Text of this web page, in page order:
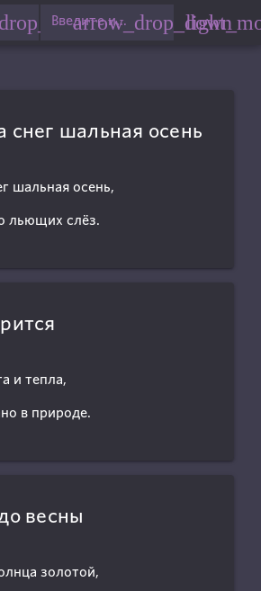
Введите имя автора
arrow_drop_down
снег шальная осень
шальная осень,
льющих слёз.
и тепла,
в природе.
весны
золотой,